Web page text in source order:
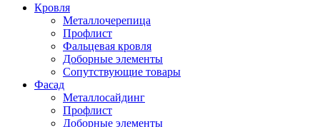
Кровля
Металлочерепица
Профлист
Фальцевая кровля
Доборные элементы
Сопутствующие товары
Фасад
Металлосайдинг
Профлист
Доборные элементы